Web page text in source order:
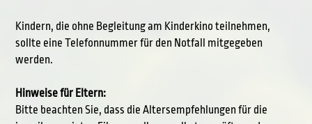
Kindern, die ohne Begleitung am Kinderkino teilnehmen,
sollte eine Telefonnummer für den Notfall mitgegeben
werden.
Hinweise für Eltern:
Bitte beachten Sie, dass die Altersempfehlungen für die